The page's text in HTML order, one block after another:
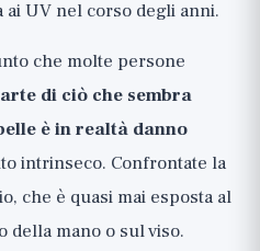
UV nel corso degli anni.
che molte persone
di ciò che sembra
è in realtà danno
intrinseco. Confrontate la
che è quasi mai esposta al
della mano o sul viso.